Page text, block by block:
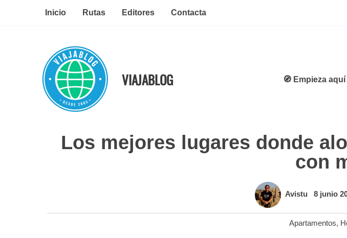
Inicio Rutas Editores Contacta
VIAJABLOG 🧭 Empieza aquí
Los mejores lugares donde
con
Avistu 8 junio
Apartamentos,